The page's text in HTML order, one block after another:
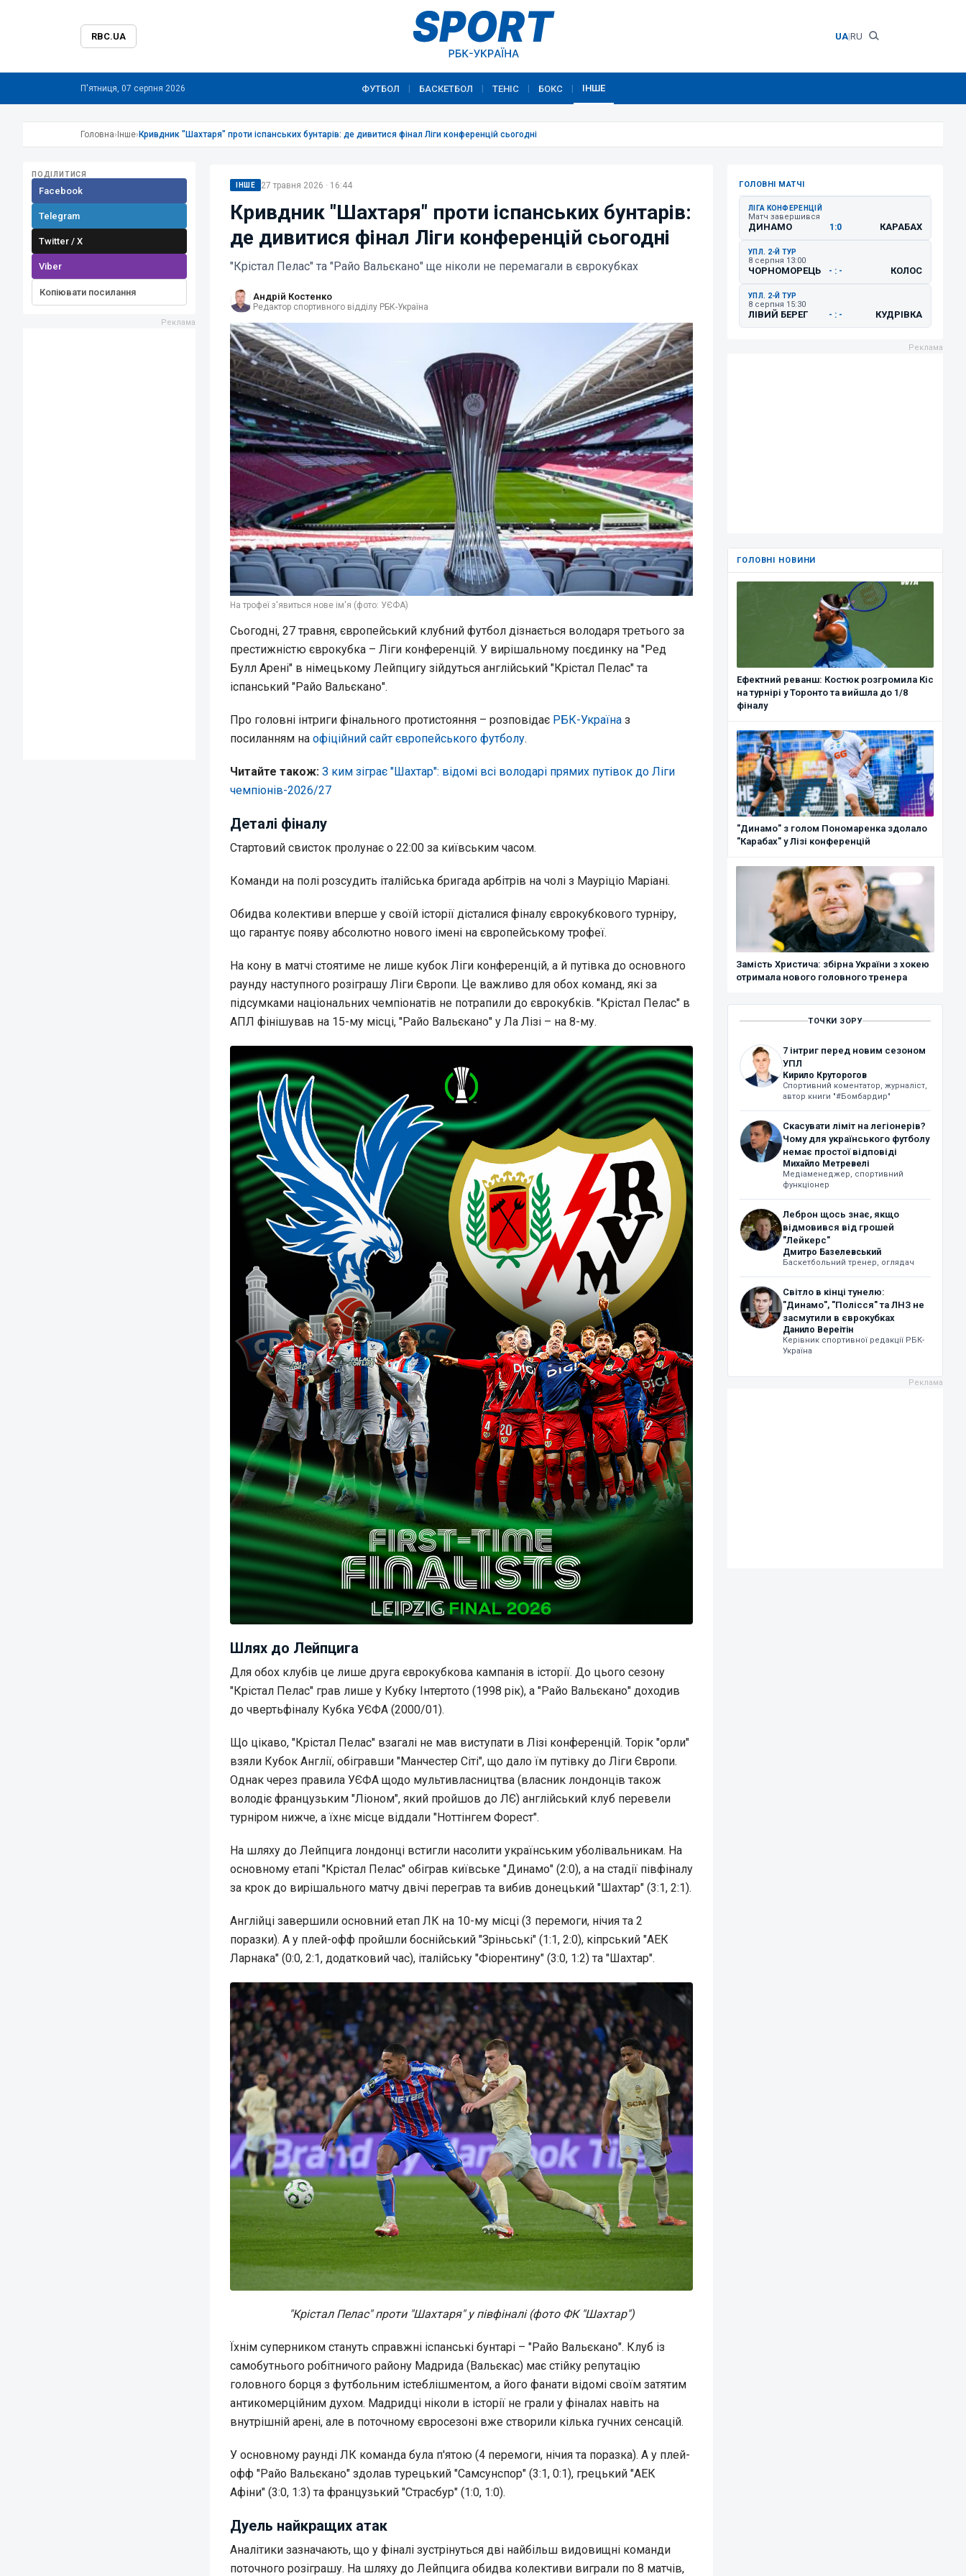
RBC.UA UA|RU
П'ятниця, 07 серпня 2026 ФУТБОЛ БАСКЕТБОЛ ТЕНІС БОКС ІНШЕ
Головна› Інше› Кривдник "Шахтаря" проти іспанських бунтарів: де дивитися фінал Ліги конференцій сьогодні
ПОДІЛИТИСЯ
Facebook
Telegram
Twitter / X
Viber
Копіювати посилання
ІНШЕ 27 травня 2026 · 16:44
Кривдник "Шахтаря" проти іспанських бунтарів:
де дивитися фінал Ліги конференцій сьогодні
"Крістал Пелас" та "Райо Вальєкано" ще ніколи не перемагали в єврокубках
Андрій Костенко
Редактор спортивного відділу РБК-Україна
На трофеї з'явиться нове ім'я (фото: УЄФА)
Сьогодні, 27 травня, європейський клубний футбол дізнається володаря третього за
престижністю єврокубка – Ліги конференцій. У вирішальному поєдинку на "Ред
Булл Арені" в німецькому Лейпцигу зійдуться англійський "Крістал Пелас" та
іспанський "Райо Вальєкано".
Про головні інтриги фінального протистояння – розповідає РБК-Україна з
посиланням на офіційний сайт європейського футболу.
Читайте також: З ким зіграє "Шахтар": відомі всі володарі прямих путівок до Ліги
чемпіонів-2026/27
Деталі фіналу
Стартовий свисток пролунає о 22:00 за київським часом.
Команди на полі розсудить італійська бригада арбітрів на чолі з Мауріціо Маріані.
Обидва колективи вперше у своїй історії дісталися фіналу єврокубкового турніру,
що гарантує появу абсолютно нового імені на європейському трофеї.
На кону в матчі стоятиме не лише кубок Ліги конференцій, а й путівка до основного
раунду наступного розіграшу Ліги Європи. Це важливо для обох команд, які за
підсумками національних чемпіонатів не потрапили до єврокубків. "Крістал Пелас" в
АПЛ фінішував на 15-му місці, "Райо Вальєкано" у Ла Лізі – на 8-му.
Шлях до Лейпцига
Для обох клубів це лише друга єврокубкова кампанія в історії. До цього сезону
"Крістал Пелас" грав лише у Кубку Інтертото (1998 рік), а "Райо Вальєкано" доходив
до чвертьфіналу Кубка УЄФА (2000/01).
Що цікаво, "Крістал Пелас" взагалі не мав виступати в Лізі конференцій. Торік "орли"
взяли Кубок Англії, обігравши "Манчестер Сіті", що дало їм путівку до Ліги Європи.
Однак через правила УЄФА щодо мультивласництва (власник лондонців також
володіє французьким "Ліоном", який пройшов до ЛЄ) англійський клуб перевели
турніром нижче, а їхнє місце віддали "Ноттінгем Форест".
На шляху до Лейпцига лондонці встигли насолити українським уболівальникам. На
основному етапі "Крістал Пелас" обіграв київське "Динамо" (2:0), а на стадії півфіналу
за крок до вирішального матчу двічі переграв та вибив донецький "Шахтар" (3:1, 2:1).
Англійці завершили основний етап ЛК на 10-му місці (3 перемоги, нічия та 2
поразки). А у плей-офф пройшли боснійський "Зріньські" (1:1, 2:0), кіпрський "АЕК
Ларнака" (0:0, 2:1, додатковий час), італійську "Фіорентину" (3:0, 1:2) та "Шахтар".
"Крістал Пелас" проти "Шахтаря" у півфіналі (фото ФК "Шахтар")
Їхнім суперником стануть справжні іспанські бунтарі – "Райо Вальєкано". Клуб із
самобутнього робітничого району Мадрида (Вальєкас) має стійку репутацію
головного борця з футбольним істеблішментом, а його фанати відомі своїм затятим
антикомерційним духом. Мадридці ніколи в історії не грали у фіналах навіть на
внутрішній арені, але в поточному євросезоні вже створили кілька гучних сенсацій.
У основному раунді ЛК команда була п'ятою (4 перемоги, нічия та поразка). А у плей-
офф "Райо Вальєкано" здолав турецький "Самсунспор" (3:1, 0:1), грецький "АЕК
Афіни" (3:0, 1:3) та французький "Страсбур" (1:0, 1:0).
Дуель найкращих атак
Аналітики зазначають, що у фіналі зустрінуться дві найбільш видовищні команди
поточного розіграшу. На шляху до Лейпцига обидва колективи виграли по 8 матчів,
ГОЛОВНІ МАТЧІ
ЛІГА КОНФЕРЕНЦІЙ
Матч завершився
ДИНАМО 1:0 КАРАБАХ
УПЛ. 2-Й ТУР
8 серпня 13:00
ЧОРНОМОРЕЦЬ - : - КОЛОС
УПЛ. 2-Й ТУР
8 серпня 15:30
ЛІВИЙ БЕРЕГ - : - КУДРІВКА
ГОЛОВНІ НОВИНИ
Ефектний реванш: Костюк розгромила Кіс
на турнірі у Торонто та вийшла до 1/8
фіналу
"Динамо" з голом Пономаренка здолало
"Карабах" у Лізі конференцій
Замість Христича: збірна України з хокею
отримала нового головного тренера
ТОЧКИ ЗОРУ
7 інтриг перед новим сезоном
УПЛ
Кирило Круторогов
Спортивний коментатор, журналіст,
автор книги "#Бомбардир"
Скасувати ліміт на легіонерів?
Чому для українського футболу
немає простої відповіді
Михайло Метревелі
Медіаменеджер, спортивний
функціонер
Леброн щось знає, якщо
відмовився від грошей
"Лейкерс"
Дмитро Базелевський
Баскетбольний тренер, оглядач
Світло в кінці тунелю:
"Динамо", "Полісся" та ЛНЗ не
засмутили в єврокубках
Данило Вереітін
Керівник спортивної редакції РБК-
Україна